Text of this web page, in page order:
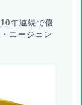
年連続で優
エージェン